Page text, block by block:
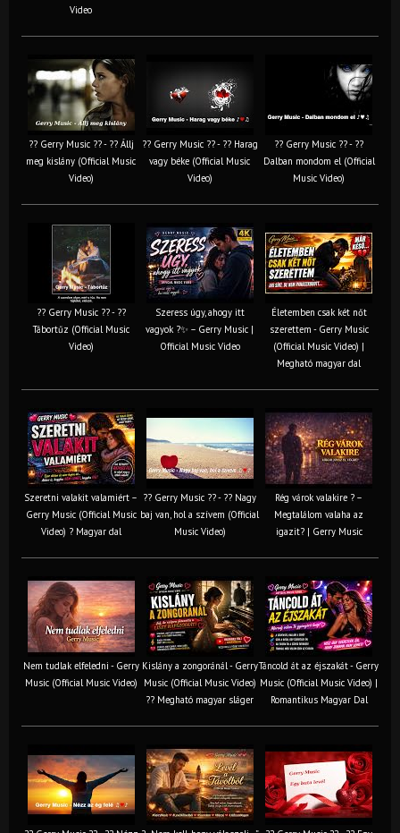
Video
?? Gerry Music ?? - ?? Állj
meg kislány (Official Music
Video)
?? Gerry Music ?? - ?? Harag
vagy béke (Official Music
Video)
?? Gerry Music ?? - ??
Dalban mondom el (Official
Music Video)
?? Gerry Music ?? - ??
Tábortűz (Official Music
Video)
Szeress úgy, ahogy itt
vagyok ?✨ – Gerry Music |
Official Music Video
Életemben csak két nőt
szerettem - Gerry Music
(Official Music Video) |
Megható magyar dal
Szeretni valakit valamiért –
Gerry Music (Official Music
Video) ? Magyar dal
?? Gerry Music ?? - ?? Nagy
baj van, hol a szívem (Official
Music Video)
Rég várok valakire ? –
Megtalálom valaha az
igazit? | Gerry Music
Nem tudlak elfeledni - Gerry
Music (Official Music Video)
Kislány a zongoránál - Gerry
Music (Official Music Video)
?? Megható magyar sláger
Táncold át az éjszakát - Gerry
Music (Official Music Video) |
Romantikus Magyar Dal